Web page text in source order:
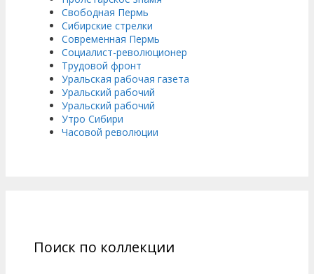
Свободная Пермь
Сибирские стрелки
Современная Пермь
Социалист-революционер
Трудовой фронт
Уральская рабочая газета
Уральский рабочий
Уральский рабочий
Утро Сибири
Часовой революции
Поиск по коллекции